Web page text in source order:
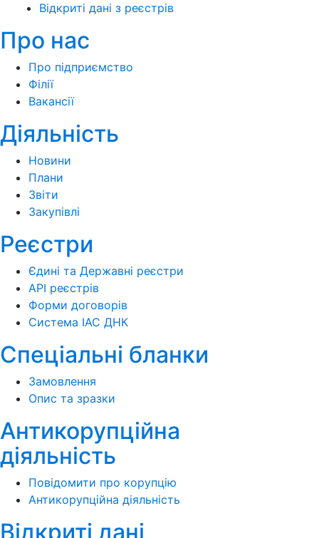
Відкриті дані з реєстрів
Про нас
Про підприємство
Філії
Вакансії
Діяльність
Новини
Плани
Звіти
Закупівлі
Реєстри
Єдині та Державні реєстри
API реєстрів
Форми договорів
Система ІАС ДНК
Спеціальні бланки
Замовлення
Опис та зразки
Антикорупційна
діяльність
Повідомити про корупцію
Антикорупційна діяльність
Відкриті дані